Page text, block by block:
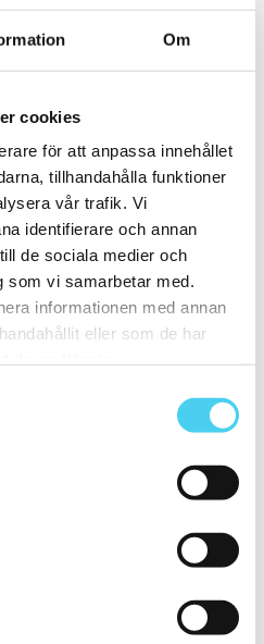
Om
cookies
för att anpassa innehållet
tillhandahålla funktioner
vår trafik. Vi
identifierare och annan
de sociala medier och
som vi samarbetar med.
informationen med annan
eller som de har
(2)
cm
(2)
(4)
cm(4)
(3)
cm(3)
(2)
cm(2)
(1)